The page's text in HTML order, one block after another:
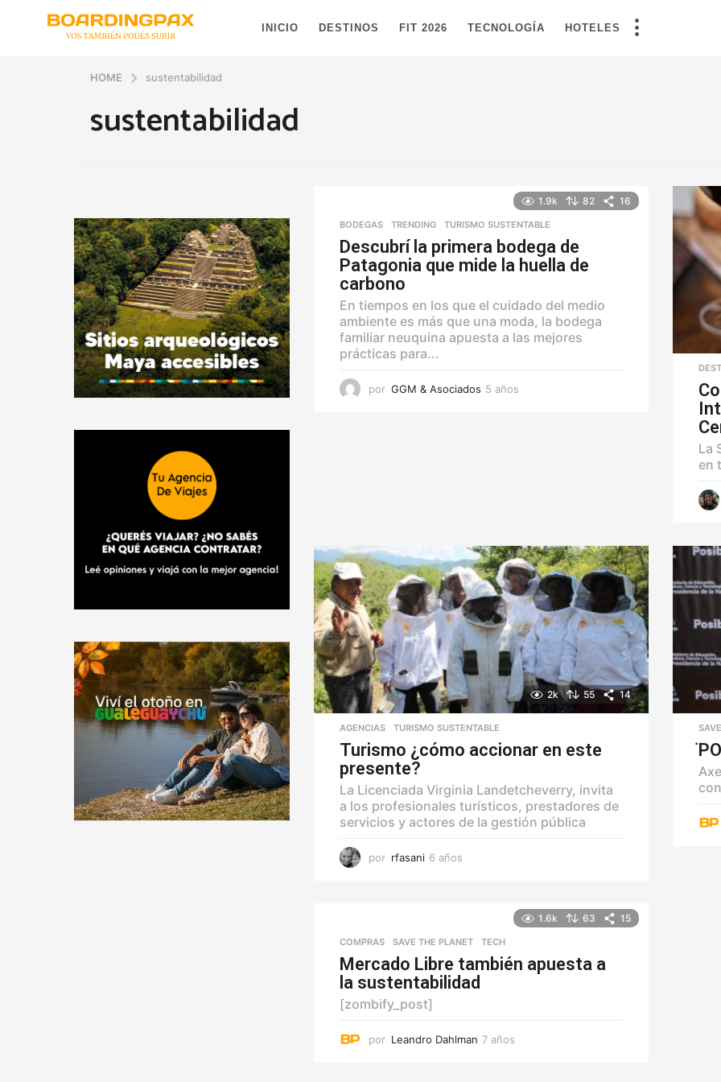
INICIO DESTINOS FIT 2026 TECNOLOGÍA HOTELES
HOME sustentabilidad
sustentabilidad
1.9k 82 16
BODEGAS ,TRENDING ,TURISMO SUSTENTABLE
Descubrí la primera bodega de
Patagonia que mide la huella de
carbono
En tiempos en los que el cuidado del medio
ambiente es más que una moda, la bodega
familiar neuquina apuesta a las mejores
prácticas para...
por GGM & Asociados 5 años
La
en
2k 55 14
AGENCIAS ,TURISMO SUSTENTABLE
Turismo ¿cómo accionar en este
presente?
La Licenciada Virginia Landetcheverry, invita
a los profesionales turísticos, prestadores de
servicios y actores de la gestión pública
por rfasani 6 años
1.6k 63 15
COMPRAS ,SAVE THE PLANET ,TECH
Mercado Libre también apuesta a
la sustentabilidad
[zombify_post]
por Leandro Dahlman 7 años